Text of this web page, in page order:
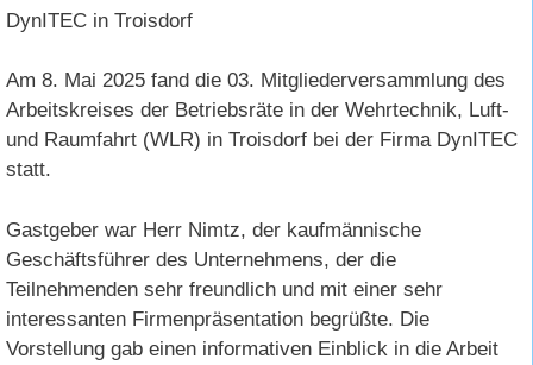
DynITEC in Troisdorf
Am 8. Mai 2025 fand die 03. Mitgliederversammlung des
Arbeitskreises der Betriebsräte in der Wehrtechnik, Luft-
und Raumfahrt (WLR) in Troisdorf bei der Firma DynITEC
statt.
Gastgeber war Herr Nimtz, der kaufmännische
Geschäftsführer des Unternehmens, der die
Teilnehmenden sehr freundlich und mit einer sehr
interessanten Firmenpräsentation begrüßte. Die
Vorstellung gab einen informativen Einblick in die Arbeit